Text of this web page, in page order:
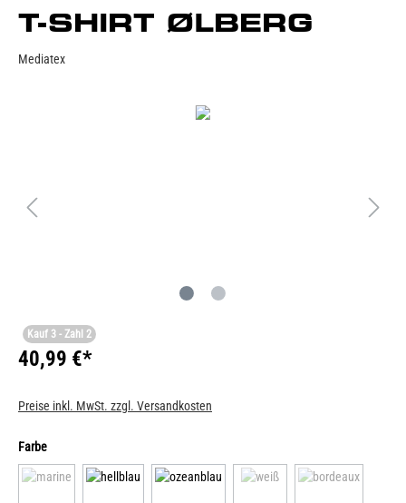
T-SHIRT ØLBERG
Mediatex
Kauf 3 - Zahl 2
40,99 €*
Preise inkl. MwSt. zzgl. Versandkosten
Farbe